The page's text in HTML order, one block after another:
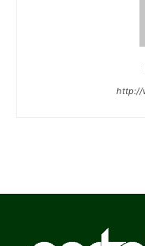
http://